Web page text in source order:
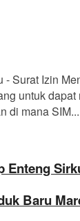
Surat Izin
untuk dapat
di mana SIM...
Enteng
Baru